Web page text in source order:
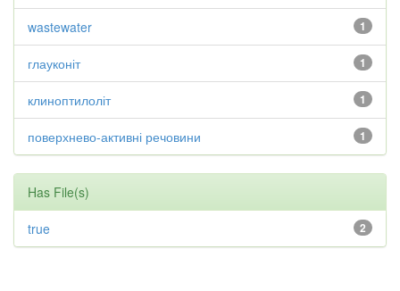
1
wastewater
1
глауконіт
1
клиноптилоліт
1
поверхнево-активні речовини
Has File(s)
2
true